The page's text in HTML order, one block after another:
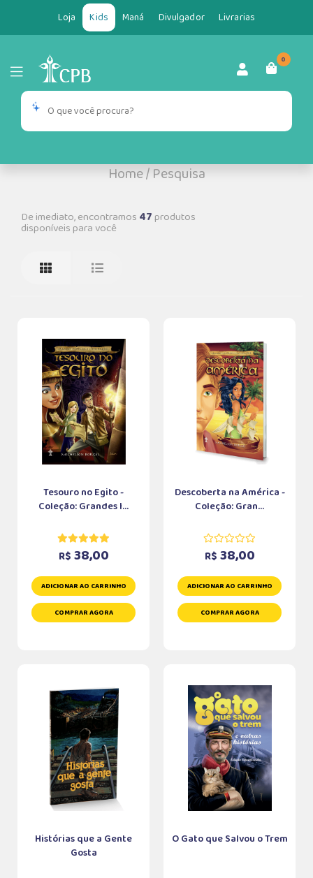
Loja Kids Maná Divulgador Livrarias
0
Home/Pesquisa
De imediato, encontramos 47produtos
disponíveis para você
Tesouro no Egito -
Coleção: Grandes I...
R$ 38,00
ADICIONAR AO CARRINHO
COMPRAR AGORA
Descoberta na América -
Coleção: Gran...
R$ 38,00
ADICIONAR AO CARRINHO
COMPRAR AGORA
Histórias que a Gente
Gosta
O Gato que Salvou o Trem